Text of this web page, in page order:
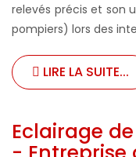
relevés précis et son
pompiers) lors des
LIRE LA SUITE...
Eclairage